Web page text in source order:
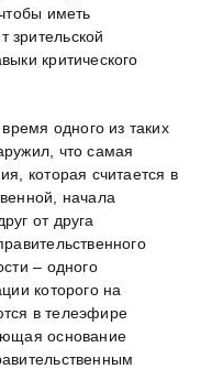
иметь
критического
одного из таких
что самая
которая считается в
начала
от друга
– одного
которого на
в телеэфире
основание